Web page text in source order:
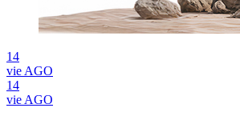
14
vie AGO
14
vie AGO